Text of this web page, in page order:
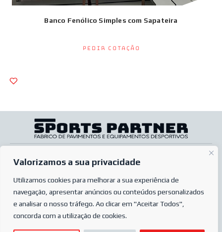
Valorizamos a sua privacidade
Utilizamos cookies para melhorar a sua experiência de
navegação, apresentar anúncios ou conteúdos personalizados
e analisar o nosso tráfego. Ao clicar em "Aceitar Todos",
concorda com a utilização de cookies.
Banco Fenólico Simples com Sapateira
Pedir Cotação
LOJA ONLINE
POLÍTICA DE PRIVACIDADE
Condições de venda
Condições de encomenda